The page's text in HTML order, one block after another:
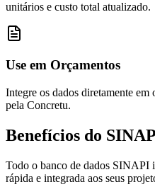
unitários e custo total atualizado.
Use em Orçamentos
Integre os dados diretamente em
pela Concretu.
Benefícios do
Todo o banco de dados SINAPI
rápida e integrada aos seus